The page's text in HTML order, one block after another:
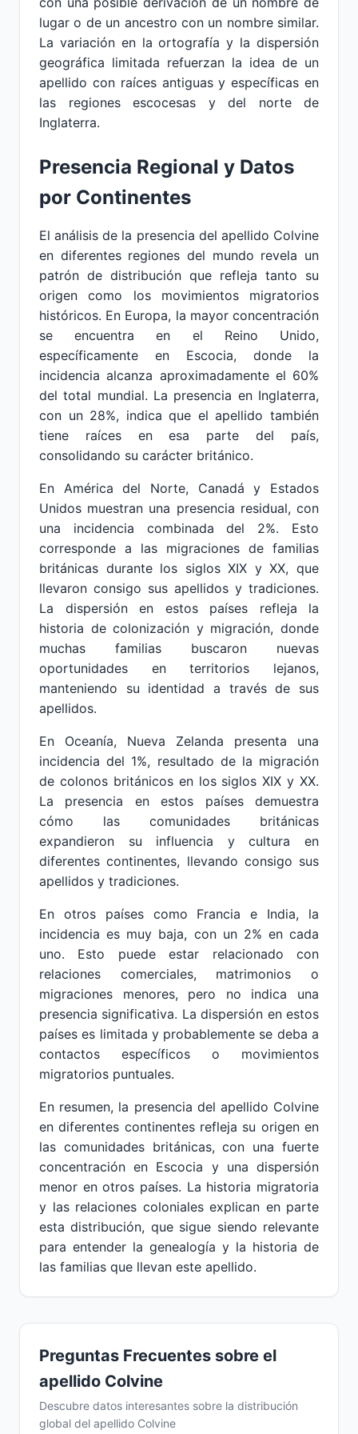
lugar o de un ancestro con un nombre similar.
La variación en la ortografía y la dispersión
geográfica limitada refuerzan la idea de un
apellido con raíces antiguas y específicas en
las regiones escocesas y del norte de
Inglaterra.
Presencia Regional y Datos
por Continentes
El análisis de la presencia del apellido Colvine
en diferentes regiones del mundo revela un
patrón de distribución que refleja tanto su
origen como los movimientos migratorios
históricos. En Europa, la mayor concentración
se encuentra en el Reino Unido,
específicamente en Escocia, donde la
incidencia alcanza aproximadamente el 60%
del total mundial. La presencia en Inglaterra,
con un 28%, indica que el apellido también
tiene raíces en esa parte del país,
consolidando su carácter británico.
En América del Norte, Canadá y Estados
Unidos muestran una presencia residual, con
una incidencia combinada del 2%. Esto
corresponde a las migraciones de familias
británicas durante los siglos XIX y XX, que
llevaron consigo sus apellidos y tradiciones.
La dispersión en estos países refleja la
historia de colonización y migración, donde
muchas familias buscaron nuevas
oportunidades en territorios lejanos,
manteniendo su identidad a través de sus
apellidos.
En Oceanía, Nueva Zelanda presenta una
incidencia del 1%, resultado de la migración
de colonos británicos en los siglos XIX y XX.
La presencia en estos países demuestra
cómo las comunidades británicas
expandieron su influencia y cultura en
diferentes continentes, llevando consigo sus
apellidos y tradiciones.
En otros países como Francia e India, la
incidencia es muy baja, con un 2% en cada
uno. Esto puede estar relacionado con
relaciones comerciales, matrimonios o
migraciones menores, pero no indica una
presencia significativa. La dispersión en estos
países es limitada y probablemente se deba a
contactos específicos o movimientos
migratorios puntuales.
En resumen, la presencia del apellido Colvine
en diferentes continentes refleja su origen en
las comunidades británicas, con una fuerte
concentración en Escocia y una dispersión
menor en otros países. La historia migratoria
y las relaciones coloniales explican en parte
esta distribución, que sigue siendo relevante
para entender la genealogía y la historia de
las familias que llevan este apellido.
Preguntas Frecuentes sobre el
apellido Colvine
Descubre datos interesantes sobre la distribución
global del apellido Colvine